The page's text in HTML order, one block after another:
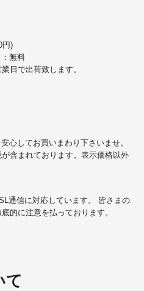
円)
無料
日で出荷致します。
心してお買いまわり下さいませ。
含まれております。表示価格以外
通信に対応しています。 皆さまの
的に注意を払っております。
て